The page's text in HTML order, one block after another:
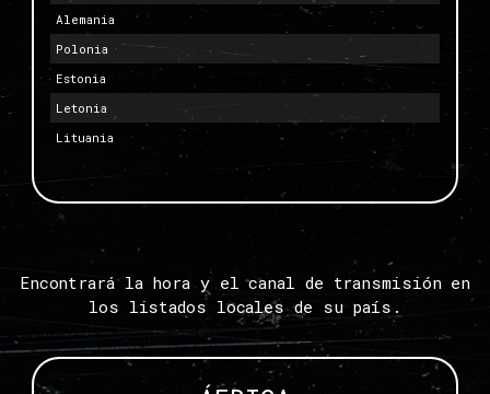
Alemania
Polonia
Estonia
Letonia
Lituania
Encontrará la hora y el canal de transmisión en
los listados locales de su país.